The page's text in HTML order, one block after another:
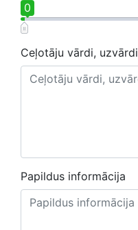
0
Ceļotāju vārdi, uzvārdi
Papildus informācija